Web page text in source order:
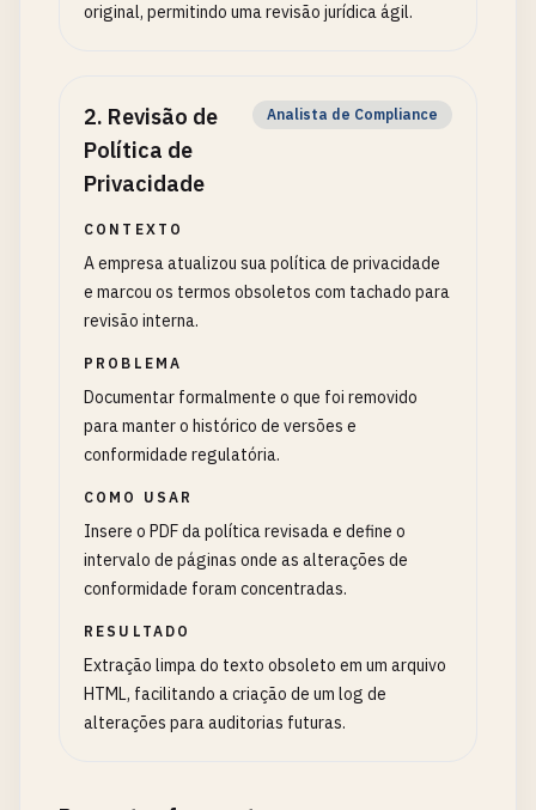
original, permitindo uma revisão jurídica ágil.
2. Revisão de
Política de
Privacidade
Analista de Compliance
CONTEXTO
A empresa atualizou sua política de privacidade
e marcou os termos obsoletos com tachado para
revisão interna.
PROBLEMA
Documentar formalmente o que foi removido
para manter o histórico de versões e
conformidade regulatória.
COMO USAR
Insere o PDF da política revisada e define o
intervalo de páginas onde as alterações de
conformidade foram concentradas.
RESULTADO
Extração limpa do texto obsoleto em um arquivo
HTML, facilitando a criação de um log de
alterações para auditorias futuras.